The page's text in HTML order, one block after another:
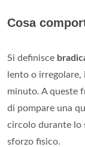
Cosa
Si definisce
lento o irregolare,
minuto. A queste
di pompare una
circolo durante lo
sforzo fisico.